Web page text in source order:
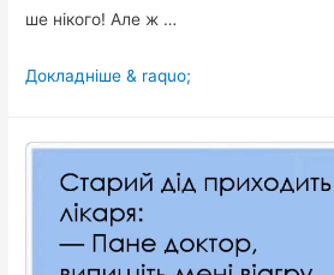
ше нікого! Але ж …
У
самогонний
апарат…
Докладніше & raquo;